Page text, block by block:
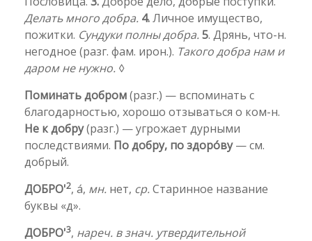
Делать много добра. 4.Личное имущество,
пожитки. Сундуки полны добра. 5. Дрянь, что-н.
негодное (разг. фам. ирон.). Такого добра нам и
даром не нужно. ◊
Поминать добром(разг.) — вспоминать с
благодарностью, хорошо отзываться о ком-н.
Не к добру(разг.) — угрожает дурными
последствиями. По добру, по здоро́ву— см.
добрый.
ДОБРО'2, а́, мн. нет, ср. Старинное название
буквы «д».
ДОБРО'3, нареч. в знач. утвердительной